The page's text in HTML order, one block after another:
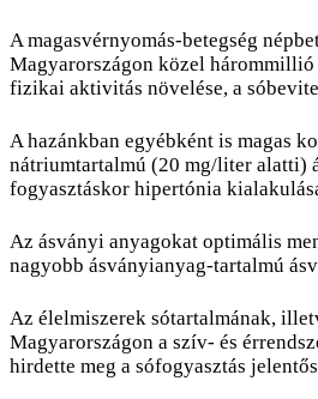
A magasvérnyomás-betegség
Magyarországon közel
fizikai aktivitás növelése, a
A hazánkban egyébként is magas
nátriumtartalmú (20 mg/liter alatti)
fogyasztáskor hipertónia
Az ásványi anyagokat optimális
nagyobb ásványianyag-tartalmú
Az élelmiszerek sótartalmának,
Magyarországon a szív- és
hirdette meg a sófogyasztás